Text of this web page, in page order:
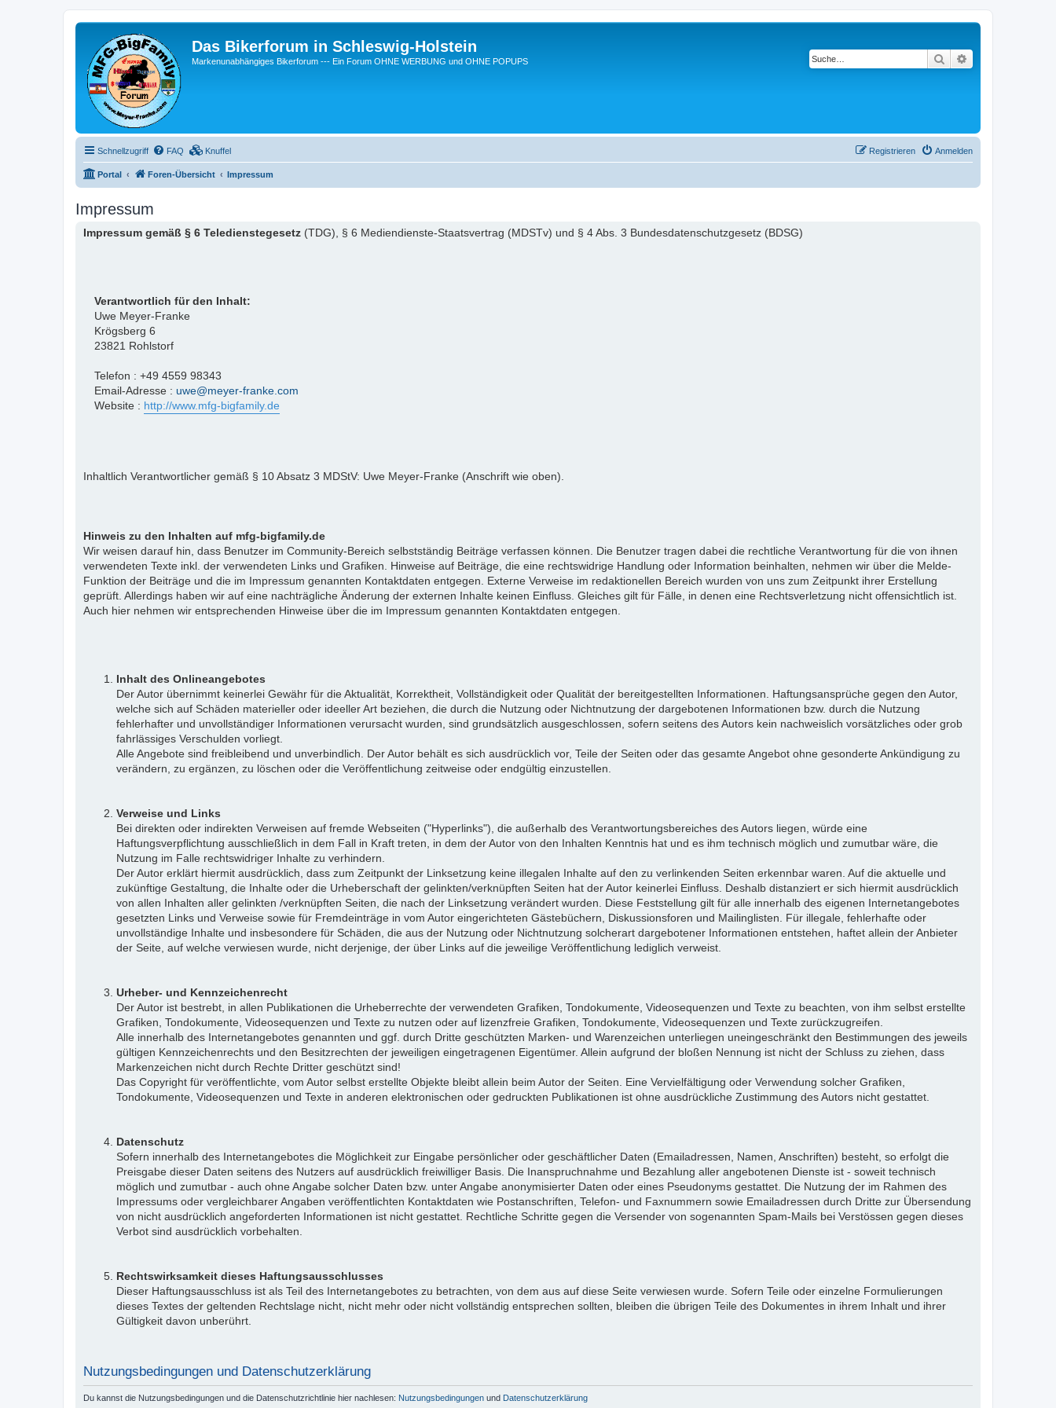
Das Bikerforum in Schleswig-Holstein
Markenunabhängiges Bikerforum --- Ein Forum OHNE WERBUNG und OHNE POPUPS Suche
Schnellzugriff FAQ Knuffel Anmelden
Registrieren
Portal Foren-Übersicht Impressum
Impressum
Impressum gemäß § 6 Teledienstegesetz (TDG), § 6 Mediendienste-Staatsvertrag (MDSTv) und § 4 Abs. 3 Bundesdatenschutzgesetz (BDSG)
Verantwortlich für den Inhalt:
Uwe Meyer-Franke
Krögsberg 6
23821 Rohlstorf
Telefon : +49 4559 98343
Email-Adresse : uwe@meyer-franke.com
Website : http://www.mfg-bigfamily.de
Inhaltlich Verantwortlicher gemäß § 10 Absatz 3 MDStV: Uwe Meyer-Franke (Anschrift wie oben).
Hinweis zu den Inhalten auf mfg-bigfamily.de
Wir weisen darauf hin, dass Benutzer im Community-Bereich selbstständig Beiträge verfassen können. Die Benutzer tragen dabei die rechtliche Verantwortung für die von ihnen
verwendeten Texte inkl. der verwendeten Links und Grafiken. Hinweise auf Beiträge, die eine rechtswidrige Handlung oder Information beinhalten, nehmen wir über die Melde-
Funktion der Beiträge und die im Impressum genannten Kontaktdaten entgegen. Externe Verweise im redaktionellen Bereich wurden von uns zum Zeitpunkt ihrer Erstellung
geprüft. Allerdings haben wir auf eine nachträgliche Änderung der externen Inhalte keinen Einfluss. Gleiches gilt für Fälle, in denen eine Rechtsverletzung nicht offensichtlich ist.
Auch hier nehmen wir entsprechenden Hinweise über die im Impressum genannten Kontaktdaten entgegen.
Inhalt des Onlineangebotes
Der Autor übernimmt keinerlei Gewähr für die Aktualität, Korrektheit, Vollständigkeit oder Qualität der bereitgestellten Informationen. Haftungsansprüche gegen den Autor,
welche sich auf Schäden materieller oder ideeller Art beziehen, die durch die Nutzung oder Nichtnutzung der dargebotenen Informationen bzw. durch die Nutzung
fehlerhafter und unvollständiger Informationen verursacht wurden, sind grundsätzlich ausgeschlossen, sofern seitens des Autors kein nachweislich vorsätzliches oder grob
fahrlässiges Verschulden vorliegt.
Alle Angebote sind freibleibend und unverbindlich. Der Autor behält es sich ausdrücklich vor, Teile der Seiten oder das gesamte Angebot ohne gesonderte Ankündigung zu
verändern, zu ergänzen, zu löschen oder die Veröffentlichung zeitweise oder endgültig einzustellen.
Verweise und Links
Bei direkten oder indirekten Verweisen auf fremde Webseiten ("Hyperlinks"), die außerhalb des Verantwortungsbereiches des Autors liegen, würde eine
Haftungsverpflichtung ausschließlich in dem Fall in Kraft treten, in dem der Autor von den Inhalten Kenntnis hat und es ihm technisch möglich und zumutbar wäre, die
Nutzung im Falle rechtswidriger Inhalte zu verhindern.
Der Autor erklärt hiermit ausdrücklich, dass zum Zeitpunkt der Linksetzung keine illegalen Inhalte auf den zu verlinkenden Seiten erkennbar waren. Auf die aktuelle und
zukünftige Gestaltung, die Inhalte oder die Urheberschaft der gelinkten/verknüpften Seiten hat der Autor keinerlei Einfluss. Deshalb distanziert er sich hiermit ausdrücklich
von allen Inhalten aller gelinkten /verknüpften Seiten, die nach der Linksetzung verändert wurden. Diese Feststellung gilt für alle innerhalb des eigenen Internetangebotes
gesetzten Links und Verweise sowie für Fremdeinträge in vom Autor eingerichteten Gästebüchern, Diskussionsforen und Mailinglisten. Für illegale, fehlerhafte oder
unvollständige Inhalte und insbesondere für Schäden, die aus der Nutzung oder Nichtnutzung solcherart dargebotener Informationen entstehen, haftet allein der Anbieter
der Seite, auf welche verwiesen wurde, nicht derjenige, der über Links auf die jeweilige Veröffentlichung lediglich verweist.
Urheber- und Kennzeichenrecht
Der Autor ist bestrebt, in allen Publikationen die Urheberrechte der verwendeten Grafiken, Tondokumente, Videosequenzen und Texte zu beachten, von ihm selbst erstellte
Grafiken, Tondokumente, Videosequenzen und Texte zu nutzen oder auf lizenzfreie Grafiken, Tondokumente, Videosequenzen und Texte zurückzugreifen.
Alle innerhalb des Internetangebotes genannten und ggf. durch Dritte geschützten Marken- und Warenzeichen unterliegen uneingeschränkt den Bestimmungen des jeweils
gültigen Kennzeichenrechts und den Besitzrechten der jeweiligen eingetragenen Eigentümer. Allein aufgrund der bloßen Nennung ist nicht der Schluss zu ziehen, dass
Markenzeichen nicht durch Rechte Dritter geschützt sind!
Das Copyright für veröffentlichte, vom Autor selbst erstellte Objekte bleibt allein beim Autor der Seiten. Eine Vervielfältigung oder Verwendung solcher Grafiken,
Tondokumente, Videosequenzen und Texte in anderen elektronischen oder gedruckten Publikationen ist ohne ausdrückliche Zustimmung des Autors nicht gestattet.
Datenschutz
Sofern innerhalb des Internetangebotes die Möglichkeit zur Eingabe persönlicher oder geschäftlicher Daten (Emailadressen, Namen, Anschriften) besteht, so erfolgt die
Preisgabe dieser Daten seitens des Nutzers auf ausdrücklich freiwilliger Basis. Die Inanspruchnahme und Bezahlung aller angebotenen Dienste ist - soweit technisch
möglich und zumutbar - auch ohne Angabe solcher Daten bzw. unter Angabe anonymisierter Daten oder eines Pseudonyms gestattet. Die Nutzung der im Rahmen des
Impressums oder vergleichbarer Angaben veröffentlichten Kontaktdaten wie Postanschriften, Telefon- und Faxnummern sowie Emailadressen durch Dritte zur Übersendung
von nicht ausdrücklich angeforderten Informationen ist nicht gestattet. Rechtliche Schritte gegen die Versender von sogenannten Spam-Mails bei Verstössen gegen dieses
Verbot sind ausdrücklich vorbehalten.
Rechtswirksamkeit dieses Haftungsausschlusses
Dieser Haftungsausschluss ist als Teil des Internetangebotes zu betrachten, von dem aus auf diese Seite verwiesen wurde. Sofern Teile oder einzelne Formulierungen
dieses Textes der geltenden Rechtslage nicht, nicht mehr oder nicht vollständig entsprechen sollten, bleiben die übrigen Teile des Dokumentes in ihrem Inhalt und ihrer
Gültigkeit davon unberührt.
Nutzungsbedingungen und Datenschutzerklärung
Du kannst die Nutzungsbedingungen und die Datenschutzrichtlinie hier nachlesen: Nutzungsbedingungen und Datenschutzerklärung